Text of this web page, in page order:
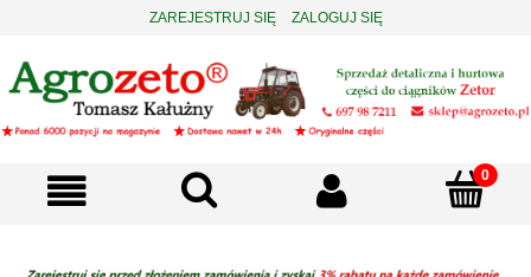
ZAREJESTRUJ SIĘ ZALOGUJ SIĘ